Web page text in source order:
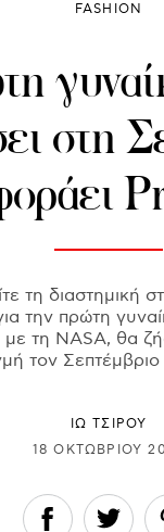
FASHION
στη
τη διαστημική
την πρώτη
τη NASA, θα
τον
ΙΩ ΤΣΙΡΟΥ
18 ΟΚΤΩΒΡΊΟΥ